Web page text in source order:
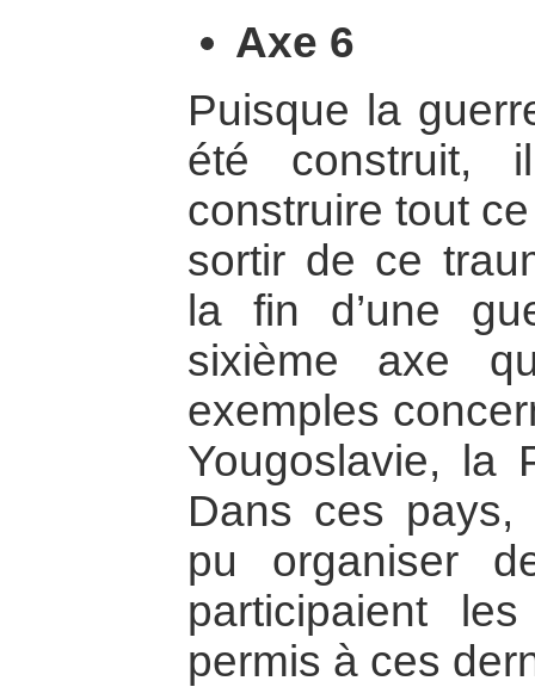
Axe 6
Puisque la
été construit,
construire tout
sortir de ce
la fin d’une
sixième axe
exemples
Yougoslavie, la
Dans ces pays,
pu organiser
participaient
permis à ces